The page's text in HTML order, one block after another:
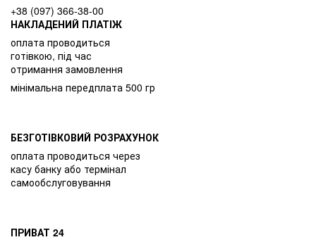
+38 (097) 366-38-00
НАКЛАДЕНИЙ ПЛАТІЖ
оплата проводиться
готівкою, під час
отримання замовлення
мінімальна передплата 500 гр
БЕЗГОТІВКОВИЙ РОЗРАХУНОК
оплата проводиться через
касу банку або термінал
самообслуговування
ПРИВАТ 24